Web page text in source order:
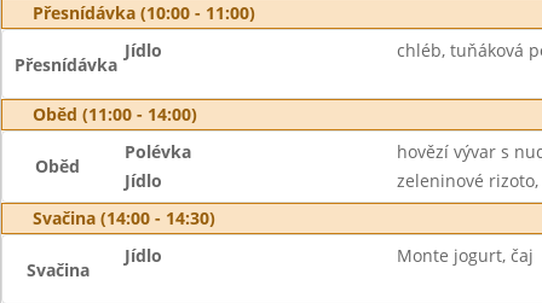
Přesnídávka (10:00 - 11:00)
Přesnídávka
Jídlo chléb, tuňáková
Oběd (11:00 - 14:00)
Oběd
Polévka
hovězí vývar s
Jídlo
zeleninové
Svačina (14:00 - 14:30)
Svačina
Jídlo Monte jogurt, čaj